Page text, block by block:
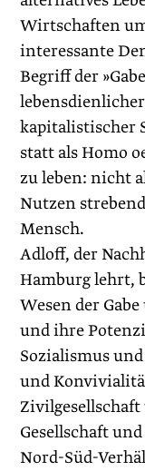
Wirtschaften
interessante
Begriff der
kapitalistischer
statt als Homo
zu leben: nicht
Nutzen
Mensch.
Adloff, der
Hamburg lehrt,
Wesen der
und ihre
Sozialismus
und
Gesellschaft
Nord-Süd-